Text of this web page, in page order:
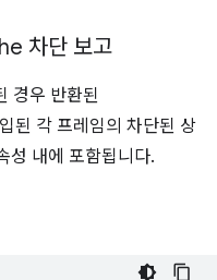
차단 보고
경우 반환된
된 각 프레임의 차단된 상
성 내에 포함됩니다.